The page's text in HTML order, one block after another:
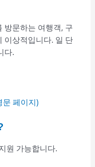
방문하는 여행객, 구
이상적입니다. 일 단
다.
문 페이지)
원 가능합니다.